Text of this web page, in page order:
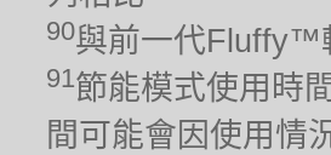
90與前一代Fluffy™
91節能模式使用時
間可能會因使用情